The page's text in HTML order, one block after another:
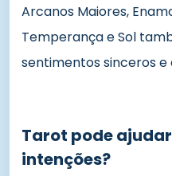
Arcanos Maiores,
Temperança e Sol
sentimentos sinceros e
Tarot pode
intenções?